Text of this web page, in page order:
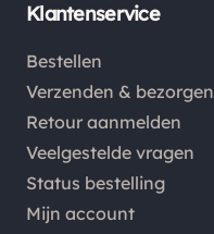
Klantenservice
Bestellen
Verzenden & bezorgen
Retour aanmelden
Veelgestelde vragen
Status bestelling
Mijn account